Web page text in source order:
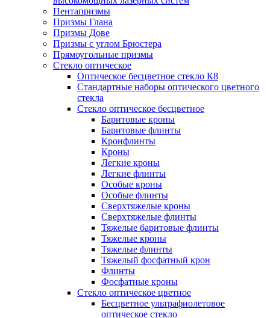
Пентапризмы
Призмы Глана
Призмы Дове
Призмы с углом Брюстера
Прямоугольные призмы
Стекло оптическое
Оптическое бесцветное стекло К8
Стандартные наборы оптического цветного
стекла
Стекло оптическое бесцветное
Баритовые кроны
Баритовые флинты
Кронфлинты
Кроны
Легкие кроны
Легкие флинты
Особые кроны
Особые флинты
Сверхтяжелые кроны
Сверхтяжелые флинты
Тяжелые баритовые флинты
Тяжелые кроны
Тяжелые флинты
Тяжелый фосфатный крон
Флинты
Фосфатные кроны
Стекло оптическое цветное
Бесцветное ультрафиолетовое
оптическое стекло